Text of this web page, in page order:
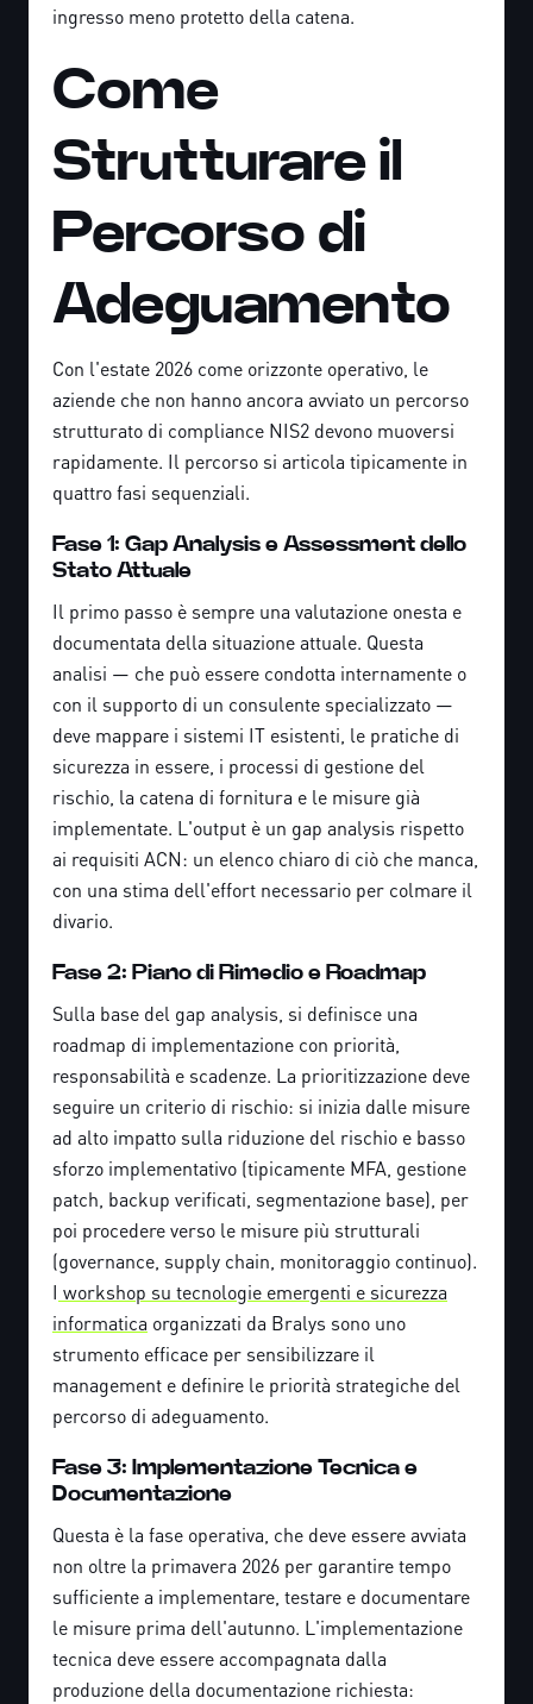
ingresso meno protetto della catena.
Come
Strutturare il
Percorso di
Adeguamento
Con l'estate 2026 come orizzonte operativo, le
aziende che non hanno ancora avviato un percorso
strutturato di compliance NIS2 devono muoversi
rapidamente. Il percorso si articola tipicamente in
quattro fasi sequenziali.
Fase 1: Gap Analysis e Assessment dello
Stato Attuale
Il primo passo è sempre una valutazione onesta e
documentata della situazione attuale. Questa
analisi — che può essere condotta internamente o
con il supporto di un consulente specializzato —
deve mappare i sistemi IT esistenti, le pratiche di
sicurezza in essere, i processi di gestione del
rischio, la catena di fornitura e le misure già
implementate. L'output è un gap analysis rispetto
ai requisiti ACN: un elenco chiaro di ciò che manca,
con una stima dell'effort necessario per colmare il
divario.
Fase 2: Piano di Rimedio e Roadmap
Sulla base del gap analysis, si definisce una
roadmap di implementazione con priorità,
responsabilità e scadenze. La prioritizzazione deve
seguire un criterio di rischio: si inizia dalle misure
ad alto impatto sulla riduzione del rischio e basso
sforzo implementativo (tipicamente MFA, gestione
patch, backup verificati, segmentazione base), per
poi procedere verso le misure più strutturali
(governance, supply chain, monitoraggio continuo).
I workshop su tecnologie emergenti e sicurezza
informatica organizzati da Bralys sono uno
strumento efficace per sensibilizzare il
management e definire le priorità strategiche del
percorso di adeguamento.
Fase 3: Implementazione Tecnica e
Documentazione
Questa è la fase operativa, che deve essere avviata
non oltre la primavera 2026 per garantire tempo
sufficiente a implementare, testare e documentare
le misure prima dell'autunno. L'implementazione
tecnica deve essere accompagnata dalla
produzione della documentazione richiesta: